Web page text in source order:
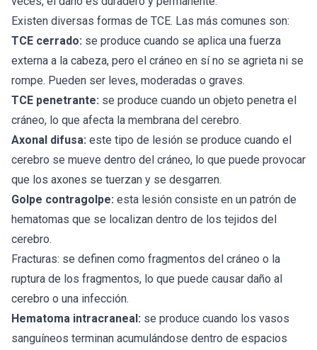
Existen diversas formas de TCE. Las más comunes son:
TCE cerrado: se produce cuando se aplica una fuerza
externa a la cabeza, pero el cráneo en sí no se agrieta ni se
rompe. Pueden ser leves, moderadas o graves.
TCE penetrante: se produce cuando un objeto penetra el
cráneo, lo que afecta la membrana del cerebro.
Axonal difusa: este tipo de lesión se produce cuando el
cerebro se mueve dentro del cráneo, lo que puede provocar
que los axones se tuerzan y se desgarren.
Golpe contragolpe: esta lesión consiste en un patrón de
hematomas que se localizan dentro de los tejidos del
cerebro.
Fracturas: se definen como fragmentos del cráneo o la
ruptura de los fragmentos, lo que puede causar daño al
cerebro o una infección.
Hematoma intracraneal: se produce cuando los vasos
sanguíneos terminan acumulándose dentro de espacios